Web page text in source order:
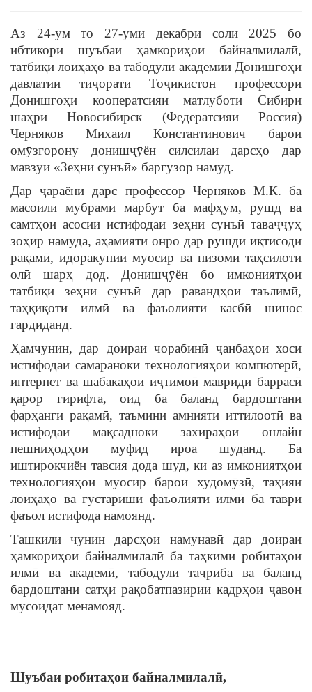
Аз 24-ум то 27-уми декабри соли 2025 бо
ибтикори шуъбаи ҳамкориҳои байналмилалӣ,
татбиқи лоиҳаҳо ва табодули академии Донишгоҳи
давлатии тиҷорати Тоҷикистон профессори
Донишгоҳи кооператсияи матлуботи Сибири
шаҳри Новосибирск (Федератсияи Россия)
Черняков Михаил Константинович барои
омӯзгорону донишҷӯён силсилаи дарсҳо дар
мавзуи «Зеҳни сунъӣ» баргузор намуд.
Дар ҷараёни дарс профессор Черняков М.К. ба
масоили мубрами марбут ба мафҳум, рушд ва
самтҳои асосии истифодаи зеҳни сунъӣ таваҷҷуҳ
зоҳир намуда, аҳамияти онро дар рушди иқтисоди
рақамӣ, идоракунии муосир ва низоми таҳсилоти
олӣ шарҳ дод. Донишҷӯён бо имкониятҳои
татбиқи зеҳни сунъӣ дар равандҳои таълимӣ,
таҳқиқоти илмӣ ва фаъолияти касбӣ шинос
гардиданд.
Ҳамчунин, дар доираи чорабинӣ ҷанбаҳои хоси
истифодаи самараноки технологияҳои компютерӣ,
интернет ва шабакаҳои иҷтимоӣ мавриди баррасӣ
қарор гирифта, оид ба баланд бардоштани
фарҳанги рақамӣ, таъмини амнияти иттилоотӣ ва
истифодаи мақсадноки захираҳои онлайн
пешниҳодҳои муфид ироа шуданд. Ба
иштирокчиён тавсия дода шуд, ки аз имкониятҳои
технологияҳои муосир барои худомӯзӣ, таҳияи
лоиҳаҳо ва густариши фаъолияти илмӣ ба таври
фаъол истифода намоянд.
Ташкили чунин дарсҳои намунавӣ дар доираи
ҳамкориҳои байналмилалӣ ба таҳкими робитаҳои
илмӣ ва академӣ, табодули таҷриба ва баланд
бардоштани сатҳи рақобатпазирии кадрҳои ҷавон
мусоидат менамояд.
Шуъбаи робитаҳои байналмилалӣ,